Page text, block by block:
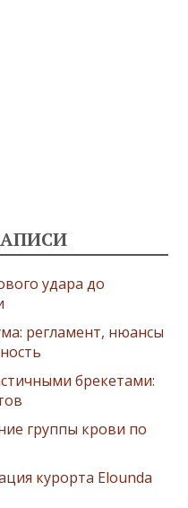
удара до
регламент, нюансы
брекетами:
группы крови по
курорта Elounda